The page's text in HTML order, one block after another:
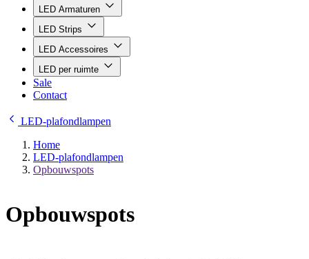
LED Armaturen
LED Strips
LED Accessoires
LED per ruimte
Sale
Contact
LED-plafondlampen
Home
LED-plafondlampen
Opbouwspots
Opbouwspots